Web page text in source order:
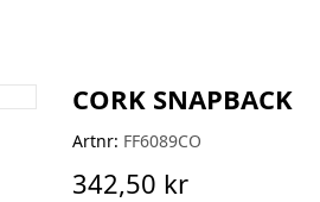
CORK SNAPBACK
Artnr: FF6089CO
342,50 kr